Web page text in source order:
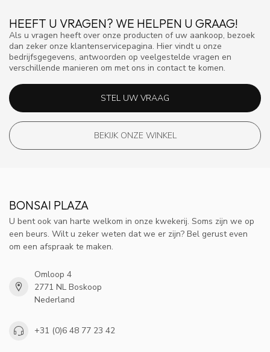
HEEFT U VRAGEN? WE HELPEN U GRAAG!
Als u vragen heeft over onze producten of uw aankoop, bezoek
dan zeker onze klantenservicepagina. Hier vindt u onze
bedrijfsgegevens, antwoorden op veelgestelde vragen en
verschillende manieren om met ons in contact te komen.
STEL UW VRAAG
BEKIJK ONZE WINKEL
BONSAI PLAZA
U bent ook van harte welkom in onze kwekerij. Soms zijn we op
een beurs. Wilt u zeker weten dat we er zijn? Bel gerust even
om een afspraak te maken.
Omloop 4
2771 NL Boskoop
Nederland
+31 (0)6 48 77 23 42